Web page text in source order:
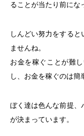
ることが当たり前にな
しんどい努力をする
ませんね。
お金を稼ぐことが難
し、お金を稼ぐのは簡
ぼく達は色んな前提、
が決まっています。